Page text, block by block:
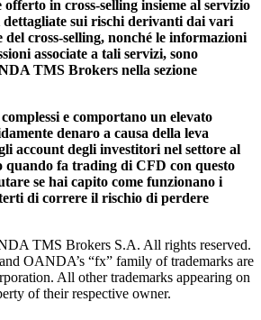
in cross-selling insieme al servizio
sui rischi derivanti dai vari
cross-selling, nonché le informazioni
associate a tali servizi, sono
TMS Brokers nella sezione
e comportano un elevato
denaro a causa della leva
account degli investitori nel settore al
quando fa trading di CFD con questo
se hai capito come funzionano i
di correre il rischio di perdere
TMS Brokers S.A. All rights reserved.
OANDA’s “fx” family of trademarks are
All other trademarks appearing on
of their respective owner.